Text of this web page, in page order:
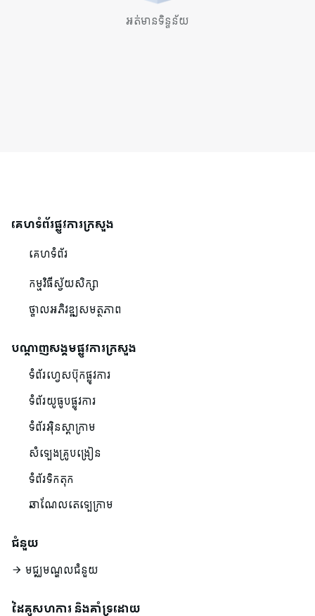
អត់មានទិន្នន័យ
គេហទំព័រផ្លូវការក្រសួង
គេហទំព័រ
កម្មវិធីស្វ័យសិក្សា
ថ្នាលអភិវឌ្ឍសមត្ថភាព
បណ្ដាញសង្គមផ្លូវការក្រសួង
ទំព័រហ្វេសប៊ុកផ្លូវការ
ទំព័រយូធូបផ្លូវការ
ទំព័រអ៊ិនស្តាក្រាម
សំឡេងគ្រូបង្រៀន
ទំព័រទិកតុក
ឆាណែលតេឡេក្រាម
ជំនួយ
មជ្ឈមណ្ឌលជំនួយ
ដៃគូសហការ និងគាំទ្រដោយ